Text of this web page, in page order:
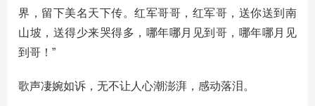
界，留下美名天下传。红军哥哥，红军哥，送你送到南
山坡，送得少来哭得多，哪年哪月见到哥，哪年哪月见
到哥！”
歌声凄婉如诉，无不让人心潮澎湃，感动落泪。